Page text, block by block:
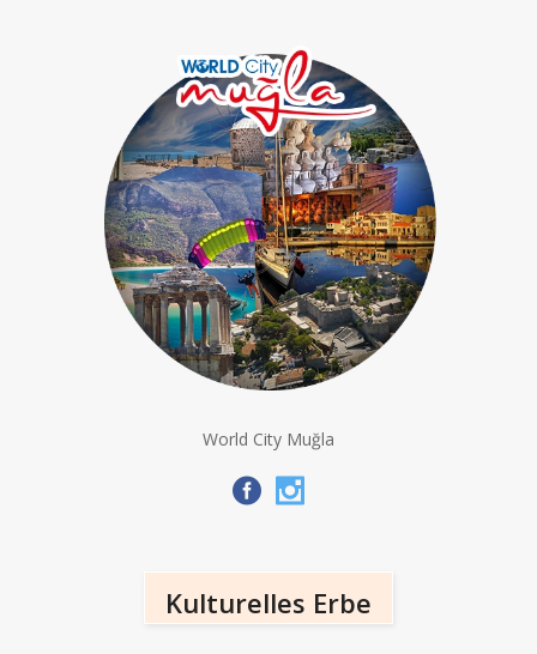
World City Muğla
Kulturelles Erbe